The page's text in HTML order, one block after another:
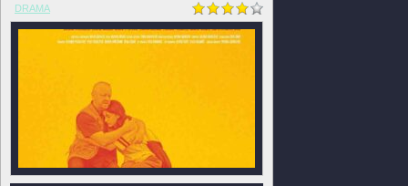
DRAMA